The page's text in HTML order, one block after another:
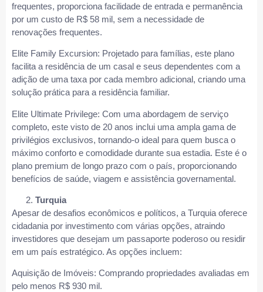
frequentes, proporciona facilidade de entrada e permanência
por um custo de R$ 58 mil, sem a necessidade de
renovações frequentes.
Elite Family Excursion: Projetado para famílias, este plano
facilita a residência de um casal e seus dependentes com a
adição de uma taxa por cada membro adicional, criando uma
solução prática para a residência familiar.
Elite Ultimate Privilege: Com uma abordagem de serviço
completo, este visto de 20 anos inclui uma ampla gama de
privilégios exclusivos, tornando-o ideal para quem busca o
máximo conforto e comodidade durante sua estadia. Este é o
plano premium de longo prazo com o país, proporcionando
benefícios de saúde, viagem e assistência governamental.
Turquia
Apesar de desafios econômicos e políticos, a Turquia oferece
cidadania por investimento com várias opções, atraindo
investidores que desejam um passaporte poderoso ou residir
em um país estratégico. As opções incluem:
Aquisição de Imóveis: Comprando propriedades avaliadas em
pelo menos R$ 930 mil.